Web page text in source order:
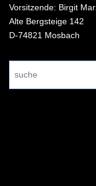
Vorsitzende: Birgit
Alte Bergsteige 142
D-74821 Mosbach
...